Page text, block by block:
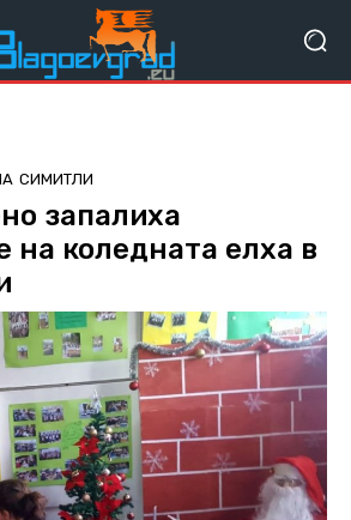
СИМИТЛИ
запалиха
на коледната елха в